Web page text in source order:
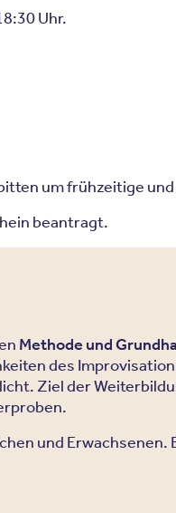
Uhr.
um frühzeitige
beantragt.
Methode und
des
Ziel der
und